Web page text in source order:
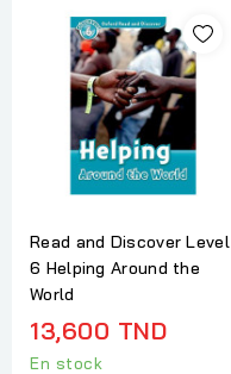
Read and Discover Level
6 Helping Around the
World
13,600 TND
En stock